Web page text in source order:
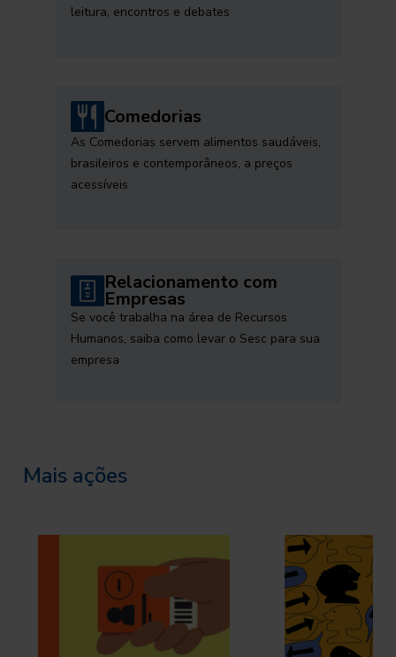
leitura, encontros e debates
Comedorias
As Comedorias servem alimentos saudáveis,
brasileiros e contemporâneos, a preços
acessíveis
Relacionamento com
Empresas
Se você trabalha na área de Recursos
Humanos, saiba como levar o Sesc para sua
empresa
Mais ações